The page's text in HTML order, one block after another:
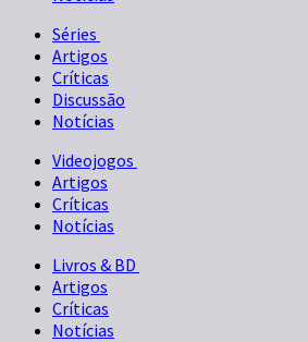
Séries
Artigos
Críticas
Discussão
Notícias
Videojogos
Artigos
Críticas
Notícias
Livros & BD
Artigos
Críticas
Notícias